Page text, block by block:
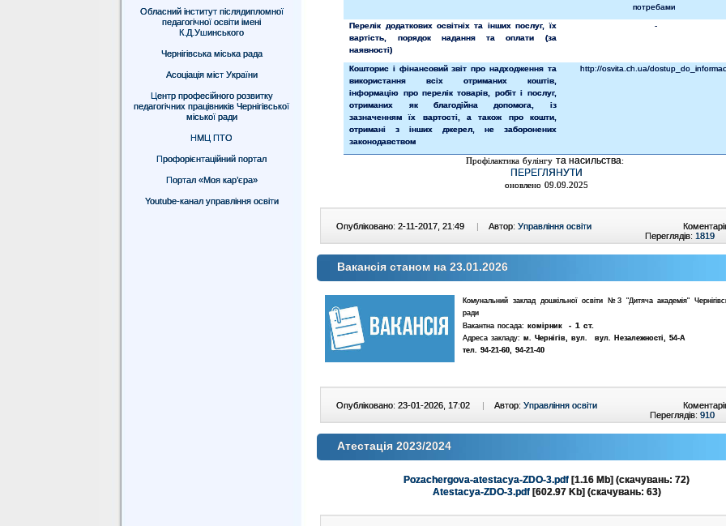
Обласний інститут післядипломної
педагогічної освіти імені
К.Д.Ушинського
Чернігівська міська рада
Асоціація міст України
Центр професійного розвитку
педагогічних працівників Чернігівської
міської ради
НМЦ ПТО
Профорієнтаційний портал
Портал «Моя кар’єра»
Youtube-канал управління освіти
потребами
Перелік додаткових освітніх та інших послуг, їх
вартість, порядок надання та оплати (за
наявності)
-
Кошторис і фінансовий звіт про надходження та
використання всіх отриманих коштів,
інформацію про перелік товарів, робіт і послуг,
отриманих як благодійна допомога, із
зазначенням їх вартості, а також про кошти,
отримані з інших джерел, не заборонених
законодавством
http://osvita.ch.ua/
Профілактика булінгу та насильства:
ПЕРЕГЛЯНУТИ
оновлено 09.09.2025
Опубліковано: 2-11-2017, 21:49 | Автор: Управління освіти
Переглядів: 1819
Вакансія станом на 23.01.2026
Комунальний заклад дошкільної освіти №3 "Дитяча академія"
ради
Вакантна посада:комірник - 1 ст.
Адреса закладу:м. Чернігів, вул.
вул. Незалежності, 54-А
тел.94-21-60, 94-21-40
Опубліковано: 23-01-2026, 17:02 | Автор: Управління освіти
Переглядів: 910
Атестація 2023/2024
Pozachergova-atestacya-ZDO-3.pdf [1.16 Mb] (cкачувань: 72)
Atestacya-ZDO-3.pdf[602.97 Kb] (cкачувань: 63)